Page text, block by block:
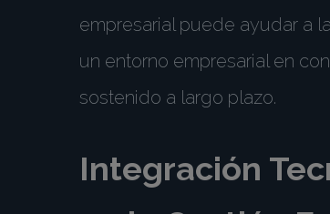
empresarial puede ayudar a
un entorno empresarial en
sostenido a largo plazo.
Integración